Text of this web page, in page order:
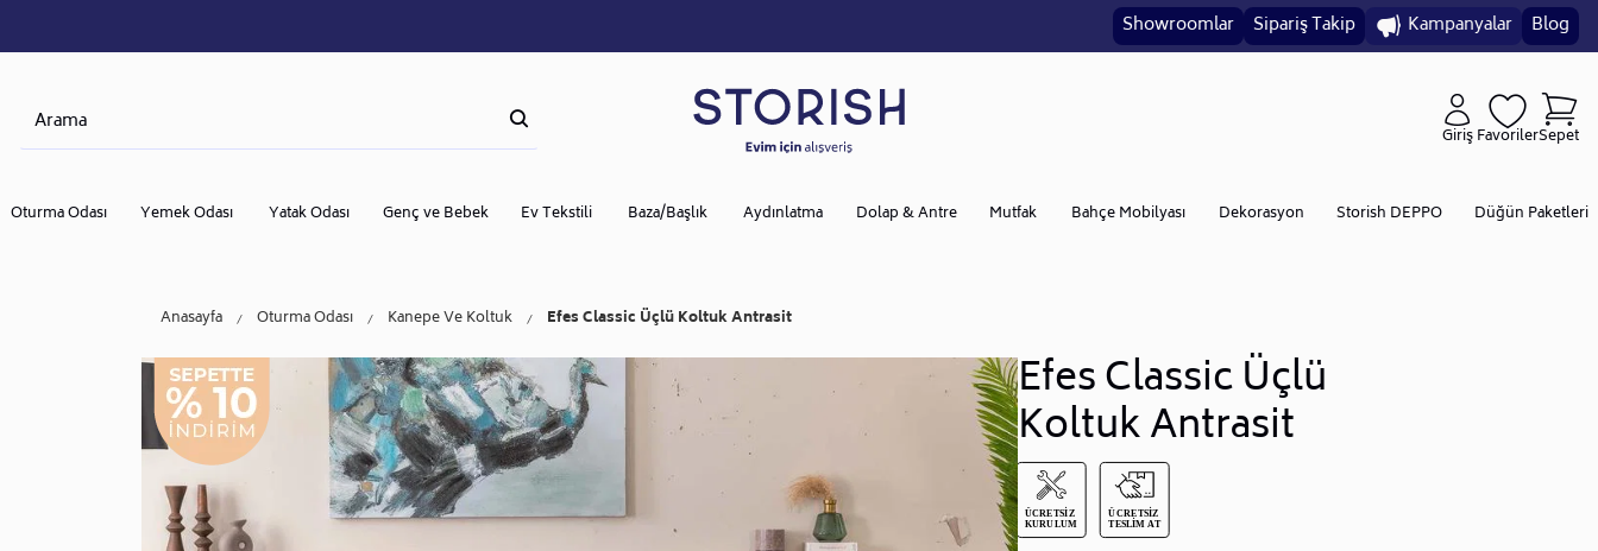
Showroomlar Sipariş Takip Kampanyalar Blog
GirişFavorilerSepet
Oturma Odası Yemek Odası Yatak Odası Genç ve Bebek Ev Tekstili Baza/Başlık Aydınlatma Dolap & Antre Mutfak Bahçe Mobilyası Dekorasyon Storish DEPPO Düğün Paketleri
Anasayfa Oturma Odası Kanepe Ve Koltuk Efes Classic Üçlü Koltuk Antrasit
Efes Classic Üçlü
Koltuk Antrasit